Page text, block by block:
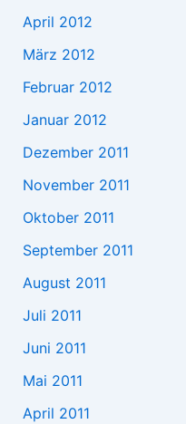
April 2012
März 2012
Februar 2012
Januar 2012
Dezember 2011
November 2011
Oktober 2011
September 2011
August 2011
Juli 2011
Juni 2011
Mai 2011
April 2011